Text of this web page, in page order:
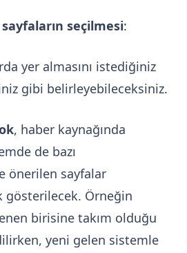
seçilmesi:
yer almasını istediğiniz
gibi belirleyebileceksiniz.
, haber kaynağında
de bazı
önerilen sayfalar
gösterilecek. Örneğin
birisine takım olduğu
yeni gelen sistemle